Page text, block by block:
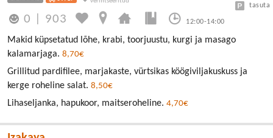
0 903 12:00-14:00
tasuta
Makid küpsetatud lõhe, krabi, toorjuustu, kurgi ja masago
kalamarjaga. 8,70€
Grillitud pardifilee, marjakaste, vürtsikas köögiviljakuskuss ja
kerge roheline salat. 8,50€
Lihaseljanka, hapukoor, maitseroheline. 4,70€